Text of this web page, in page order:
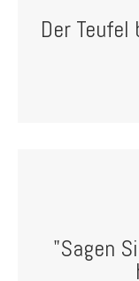
Der
"Sagen